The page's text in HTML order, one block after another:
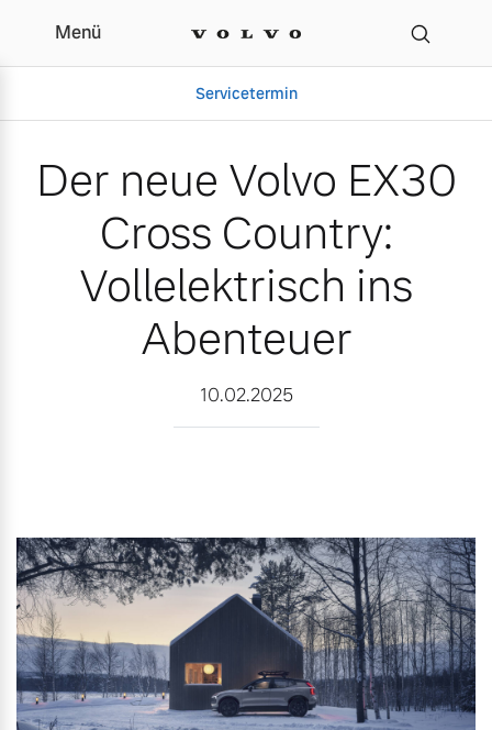
Der neue Volvo EX30
Menü
Servicetermin
Gebrauchtwagen
Aktuelle Zubehörangebote
Zubehörkatalog
Unsere News & Events
Der neue Volvo EX30
Cross Country:
Vollelektrisch ins
Abenteuer
10.02.2025